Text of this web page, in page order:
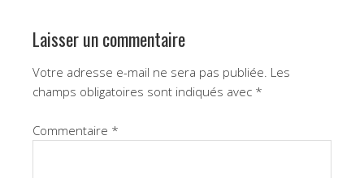
Laisser un commentaire
Votre adresse e-mail ne sera pas publiée. Les
champs obligatoires sont indiqués avec *
Commentaire *